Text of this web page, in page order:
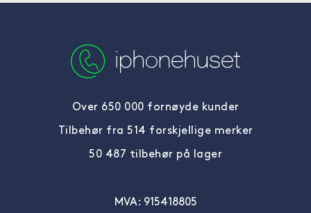
Over 650 000 fornøyde kunder
Tilbehør fra 514 forskjellige merker
50 487 tilbehør på lager
MVA: 915418805